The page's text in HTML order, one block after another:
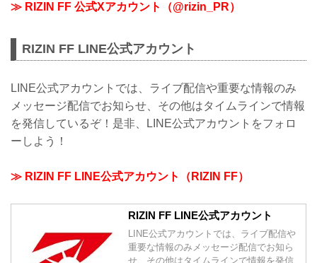
≫ RIZIN FF 公式Xアカウント（@rizin_PR）
RIZIN FF LINE公式アカウント
LINE公式アカウントでは、ライブ配信や重要な情報のみ
メッセージ配信でお知らせ、その他はタイムラインで情報
を発信しているぞ！是非、LINE公式アカウントをフォロ
ーしよう！
≫ RIZIN FF LINE公式アカウント（RIZIN FF）
RIZIN FF LINE公式アカウント
LINE公式アカウントでは、ライブ配信や
重要な情報のみメッセージ配信でお知ら
せ、その他はタイムラインで情報を発信